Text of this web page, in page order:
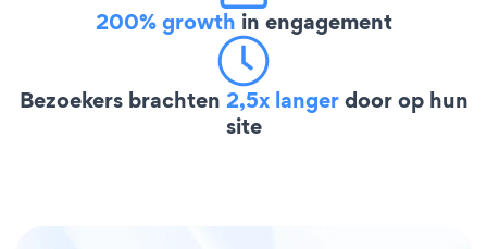
200% growth in engagement
Bezoekers brachten 2,5x langerdoor op hun
site